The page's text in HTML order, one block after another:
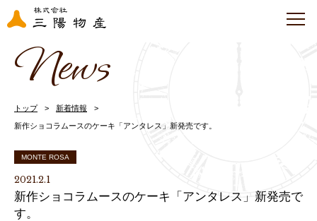
News
トップ 新着情報
新作ショコラムースのケーキ「アンタレス」新発売です。
MONTE ROSA
2021.2.1
新作ショコラムースのケーキ「アンタレス」新発売で
す。